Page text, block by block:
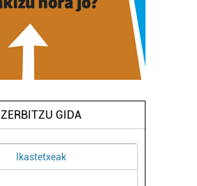
ZERBITZU GIDA
Ikastetxeak